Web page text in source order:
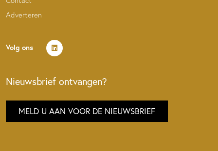
Adverteren
Volg ons
Nieuwsbrief ontvangen?
MELD U AAN VOOR DE NIEUWSBRIEF